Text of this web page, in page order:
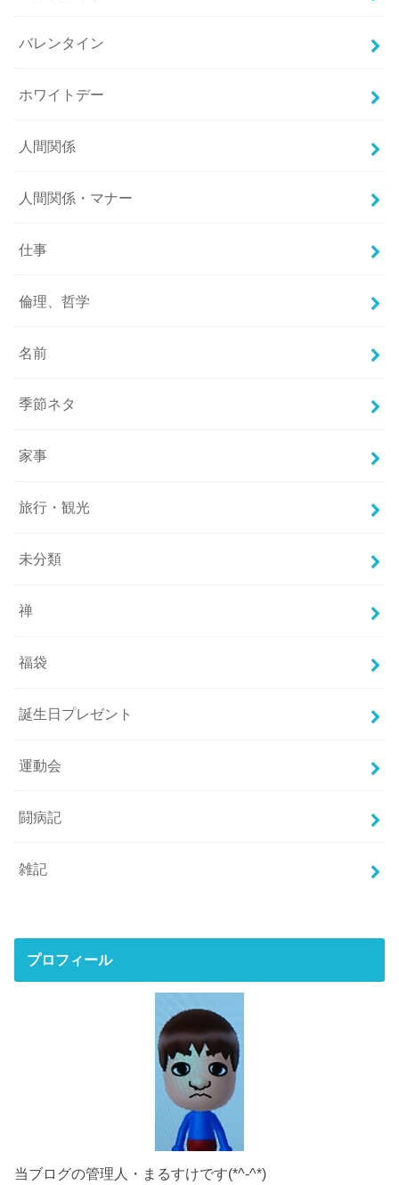
バレンタイン
ホワイトデー
人間関係
人間関係・マナー
仕事
倫理、哲学
名前
季節ネタ
家事
旅行・観光
未分類
禅
福袋
誕生日プレゼント
運動会
闘病記
雑記
プロフィール
当ブログの管理人・まるすけです(*^-^*)